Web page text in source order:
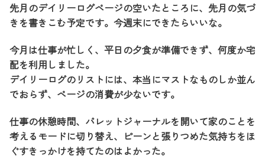
先月のデイリーログページの空いたところに、先月の気づ
きを書きこむ予定です。今週末にできたらいいな。
今月は仕事が忙しく、平日の夕食が準備できず、何度か宅
配を利用しました。
デイリーログのリストには、本当にマストなものしか並ん
でおらず、ページの消費が少ないです。
仕事の休憩時間、バレットジャーナルを開いて家のことを
考えるモードに切り替え、ピーンと張りつめた気持ちをほ
ぐすきっかけを持てたのはよかった。